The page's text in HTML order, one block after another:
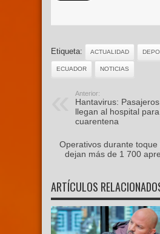
Etiqueta: ACTUALIDAD
ECUADOR NOTICIAS
Anterior:
Hantavirus:
llegan al hospital
cuarentena
Operativos durante toque
dejan más de 1 700
ARTÍCULOS